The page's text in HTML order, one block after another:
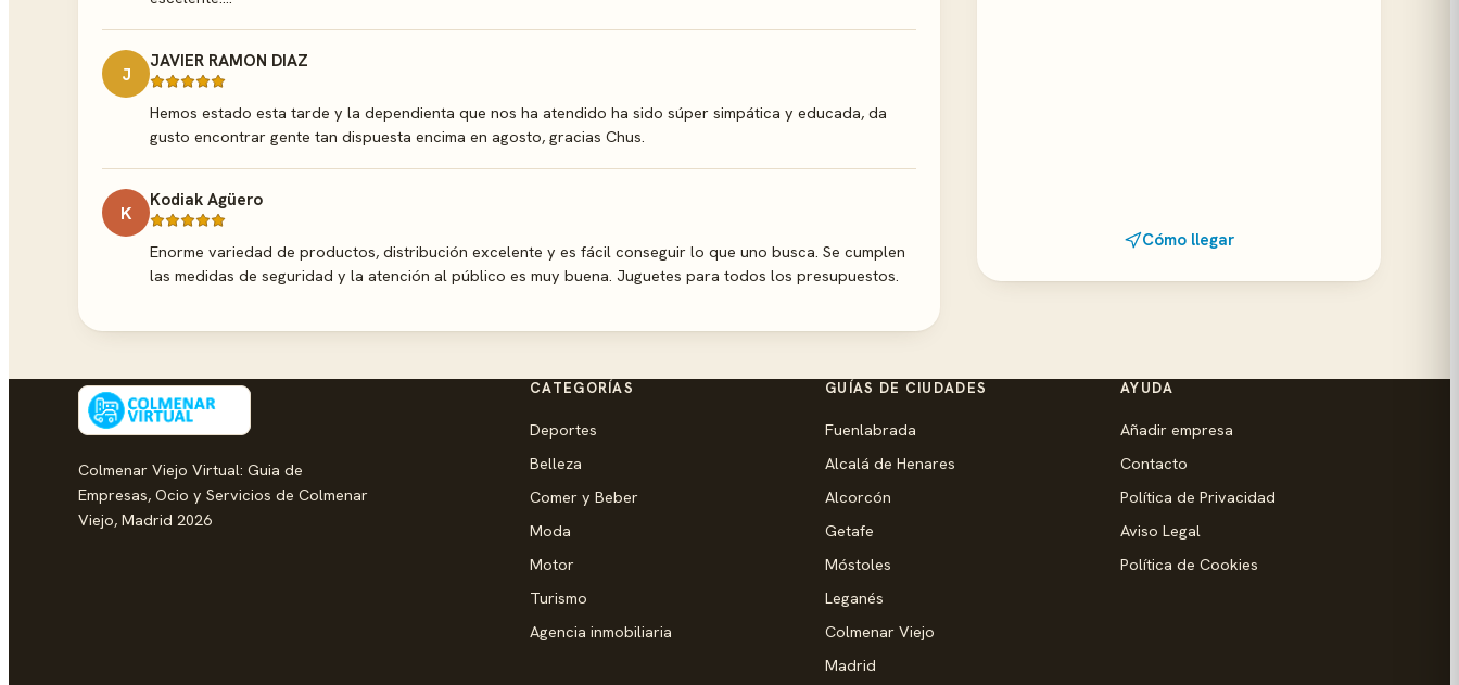
J
JAVIER RAMON DIAZ
Hemos estado esta tarde y la dependienta que nos ha atendido ha sido súper simpática y educada, da
gusto encontrar gente tan dispuesta encima en agosto, gracias Chus.
K
Kodiak Agüero
Enorme variedad de productos, distribución excelente y es fácil conseguir lo que uno busca. Se cumplen
las medidas de seguridad y la atención al público es muy buena. Juguetes para todos los presupuestos.
Cómo llegar
Colmenar Viejo Virtual: Guia de
Empresas, Ocio y Servicios de Colmenar
Viejo, Madrid 2026
CATEGORÍAS
Deportes
Belleza
Comer y Beber
Moda
Motor
Turismo
Agencia inmobiliaria
GUÍAS DE CIUDADES
Fuenlabrada
Alcalá de Henares
Alcorcón
Getafe
Móstoles
Leganés
Colmenar Viejo
Madrid
AYUDA
Añadir empresa
Contacto
Política de Privacidad
Aviso Legal
Política de Cookies